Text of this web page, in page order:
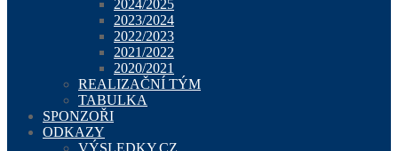
2024/2025
2023/2024
2022/2023
2021/2022
2020/2021
REALIZAČNÍ TÝM
TABULKA
SPONZOŘI
ODKAZY
VÝSLEDKY.CZ